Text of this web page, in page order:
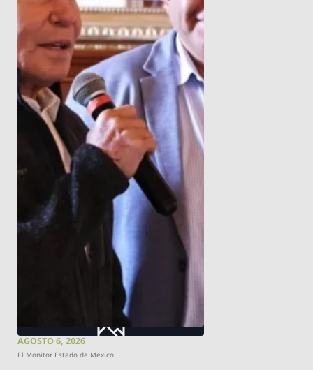
AGOSTO 6, 2026
El Monitor Estado de México